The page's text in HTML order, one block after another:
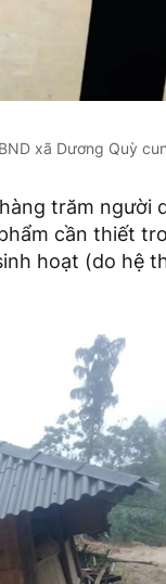
xã Dương Quỳ
trăm người
cần thiết
hoạt (do hệ